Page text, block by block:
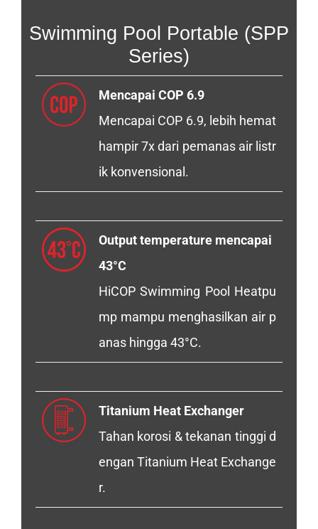
Swimming Pool Portable (SPP
Series)
Mencapai COP 6.9
Mencapai COP 6.9, lebih hemat
hampir 7x dari pemanas air listr
ik konvensional.
Output temperature mencapai
43°C
HiCOP Swimming Pool Heatpu
mp mampu menghasilkan air p
anas hingga 43°C.
Titanium Heat Exchanger
Tahan korosi & tekanan tinggi d
engan Titanium Heat Exchange
r.